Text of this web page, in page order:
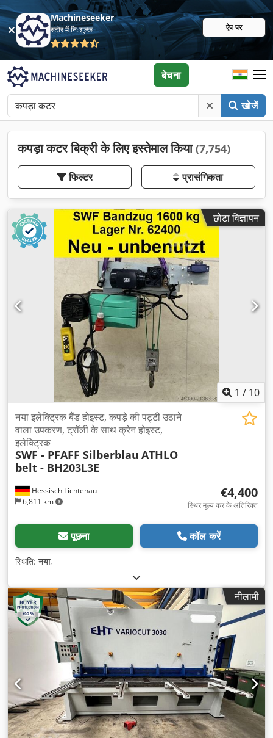
Machineseeker
स्टोर में निःशुल्क ऐप पर
खोजें
बेचना
कपड़ा कटर बिक्री के लिए इस्तेमाल किया(7,754)
फिल्टर प्रासंगिकता
छोटा विज्ञापन
1 / 10
Hessisch Lichtenau
6,811 km
नया इलेक्ट्रिक बैंड होइस्ट, कपड़े की पट्टी उठाने
वाला उपकरण, ट्रॉली के साथ क्रेन होइस्ट,
इलेक्ट्रिक
SWF - PFAFF Silberblau ATHLO
belt - BH203L3E
€4,400
स्थिर मूल्य कर के अतिरिक्त
पूछना कॉल करें
स्थिति:नया,
नीलामी